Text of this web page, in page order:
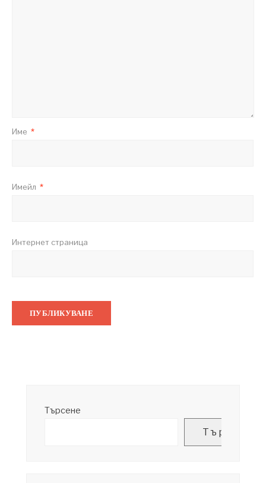
Име *
Имейл *
Интернет страница
Търсене
Търсене